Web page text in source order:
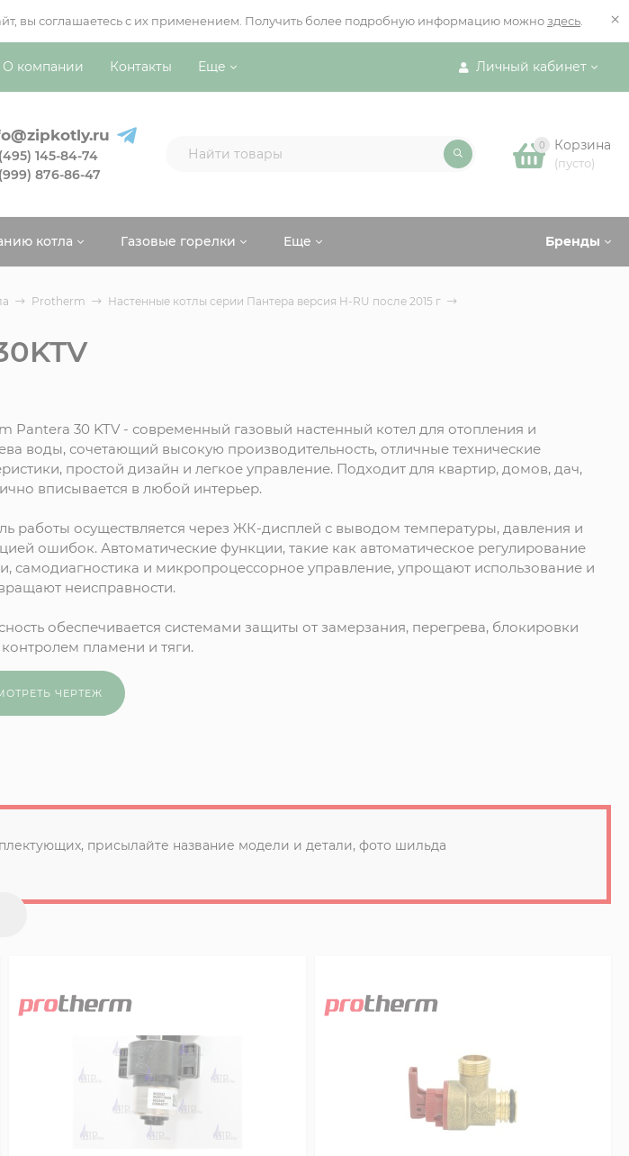
вы соглашаетесь с их применением. Получить более подробную информацию можно здесь ×
Личный кабинет
О компании Контакты Еще
145-84-74
876-86-47
0 Корзина
(пусто)
Бренды
котла Газовые горелки Еще
Protherm
Настенные котлы серии Пантера версия H-RU после 2015 г
Pantera 30 KTV - современный газовый настенный котел для отопления и
воды, сочетающий высокую производительность, отличные технические
простой дизайн и легкое управление. Подходит для квартир, домов, дач,
вписывается в любой интерьер.
работы осуществляется через ЖК-дисплей с выводом температуры, давления и
ошибок. Автоматические функции, такие как автоматическое регулирование
самодиагностика и микропроцессорное управление, упрощают использование и
неисправности.
обеспечивается системами защиты от замерзания, перегрева, блокировки
контролем пламени и тяги.
ЧЕРТЕЖ
присылайте название модели и детали, фото шильда